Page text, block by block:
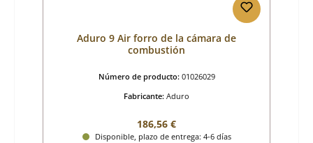
Aduro 9 Air forro de la cámara de
combustión
Número de producto: 01026029
Fabricante: Aduro
Precio normal:
186,56 €
Disponible, plazo de entrega: 4-6 días